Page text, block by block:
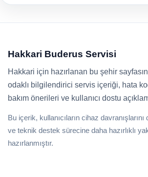
Hakkari Buderus Servisi
Hakkari için hazırlanan bu şehir
odaklı bilgilendirici servis içeriği, hata
bakım önerileri ve kullanıcı dostu
Bu içerik, kullanıcıların cihaz
ve teknik destek sürecine daha hazırlıklı
hazırlanmıştır.